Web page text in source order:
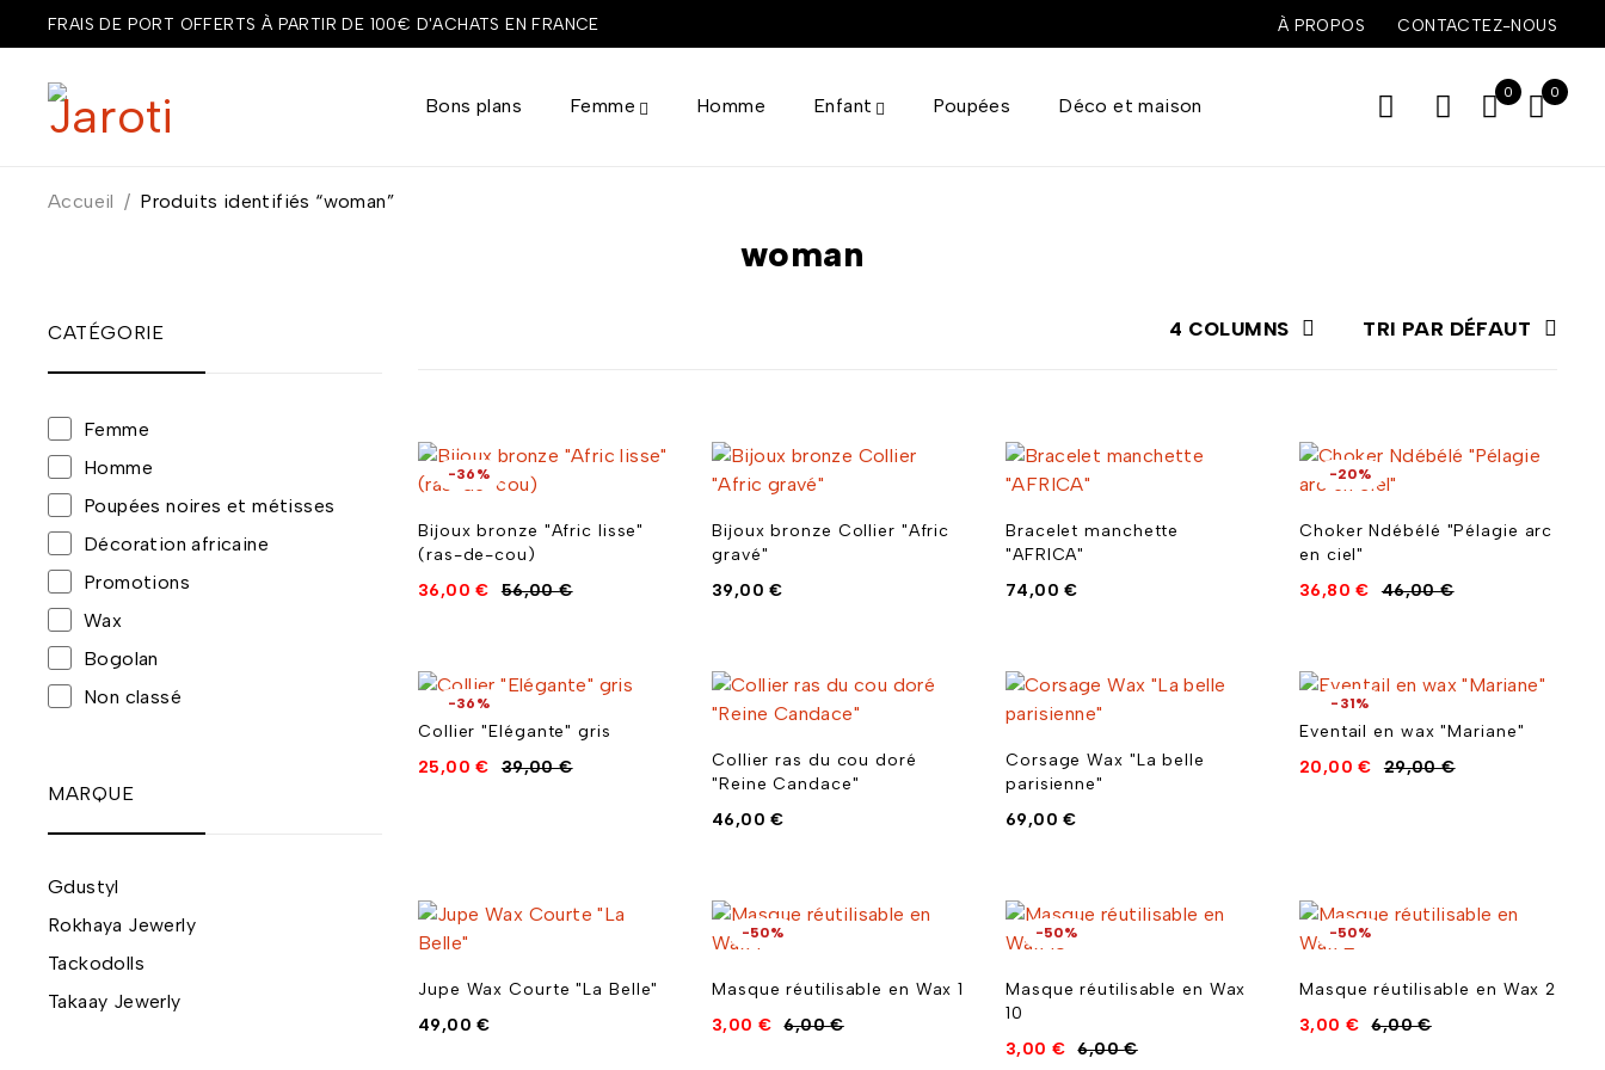
FRAIS DE PORT OFFERTS À PARTIR DE 100€ D'ACHATS EN FRANCE À PROPOS CONTACTEZ-NOUS
Bons plans Femme Homme Enfant Poupées Déco et maison
0 0
woman
Accueil / Produits identifiés “woman”
4 COLUMNS
CATÉGORIE
Femme
Homme
Poupées noires et métisses
Décoration africaine
Promotions
Wax
Bogolan
Non classé
MARQUE
Gdustyl
Rokhaya Jewerly
Tackodolls
Takaay Jewerly
TRI PAR DÉFAUT
-36%
Bijoux bronze "Afric lisse"
(ras-de-cou)
56,00€
36,00€
Bijoux bronze Collier "Afric
gravé"
39,00€
Bracelet manchette
"AFRICA"
74,00€
-20%
Choker Ndébélé "Pélagie arc
en ciel"
46,00€
36,80€
-36%
Collier "Elégante" gris
39,00€
25,00€
Collier ras du cou doré
"Reine Candace"
46,00€
Corsage Wax "La belle
parisienne"
69,00€
-31%
Eventail en wax "Mariane"
29,00€
20,00€
Jupe Wax Courte "La Belle"
49,00€
-50%
Masque réutilisable en Wax 1
6,00€
3,00 €
-50%
Masque réutilisable en Wax
10
6,00€
3,00 €
-50%
Masque réutilisable en Wax 2
6,00€
3,00 €